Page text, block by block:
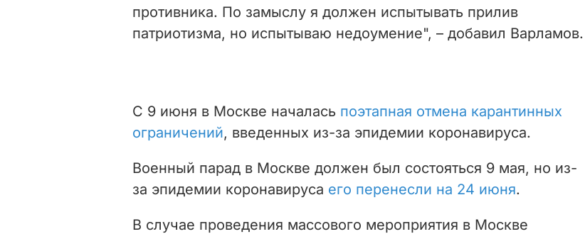
противника. По замыслу я должен испытывать прилив
патриотизма, но испытываю недоумение", – добавил Варламов.
С 9 июня в Москве началась поэтапная отмена карантинных
ограничений, введенных из-за эпидемии коронавируса.
Военный парад в Москве должен был состояться 9 мая, но из-
за эпидемии коронавируса его перенесли на 24 июня.
В случае проведения массового мероприятия в Москве